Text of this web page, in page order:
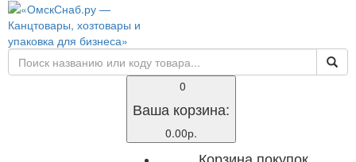
0
Ваша корзина:
0.00р.